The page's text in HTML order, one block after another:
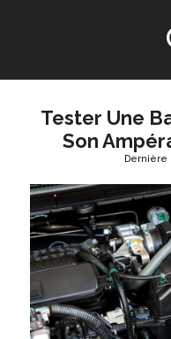
Tester Une
Son
Dernière